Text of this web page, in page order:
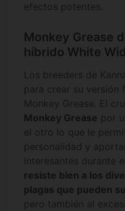
efectos potentes.
Monkey Grease
híbrido White
Los breeders de
para crear su versión
Monkey Grease. El
Monkey Grease por
el otro lo que le
personalidad y
interesantes durante
resiste bien a los
plagas que pueden
pero también al